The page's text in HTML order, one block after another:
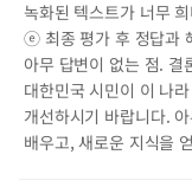
녹화된 텍스트가 너무
ⓔ 최종 평가 후 정답과
아무 답변이 없는 점. 결
대한민국 시민이 이 나
개선하시기 바랍니다.
배우고, 새로운 지식을